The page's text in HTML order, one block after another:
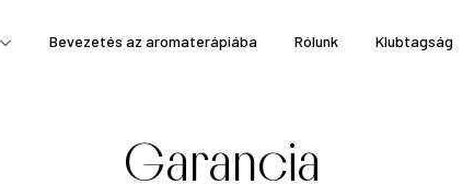
Bevezetés az aromaterápiába Rólunk Klubtagság
Garancia